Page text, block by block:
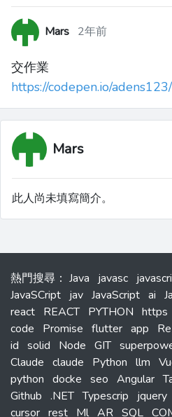
Mars 2年前
交作業
https://codepen.io/
Mars
此人尚未填寫簡介。
熱門搜尋 ： Java javasc
JavaSCript jav JavaScript ai
react REACT PYTHON https
code
Promise flutter app Re
id solid Node GIT
Claude claude Python llm
python docke seo Angular
Github .NET Typescrip jquery
cursor rest Ml AR SQL